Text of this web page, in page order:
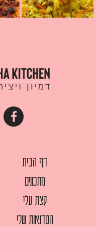
דף הבית
מתכונים
קצת עלי
הסדנאות שלי